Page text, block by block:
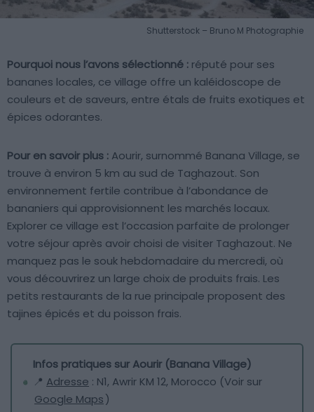
Shutterstock – Bruno M Photographie
Pourquoi nous l’avons sélectionné : réputé pour ses
bananes locales, ce village offre un kaléidoscope de
couleurs et de saveurs, entre étals de fruits exotiques et
épices odorantes.
Pour en savoir plus : Aourir, surnommé Banana Village, se
trouve à environ 5 km au sud de Taghazout. Son
environnement fertile contribue à l’abondance de
bananiers qui approvisionnent les marchés locaux.
Explorer ce village est l’occasion parfaite de prolonger
votre séjour après avoir choisi de visiter Taghazout. Ne
manquez pas le souk hebdomadaire du mercredi, où
vous découvrirez un large choix de produits frais. Les
petits restaurants de la rue principale proposent des
tajines épicés et du poisson frais.
Infos pratiques sur Aourir (Banana Village)
📍 Adresse : N1, Awrir KM 12, Morocco (Voir sur
Google Maps)